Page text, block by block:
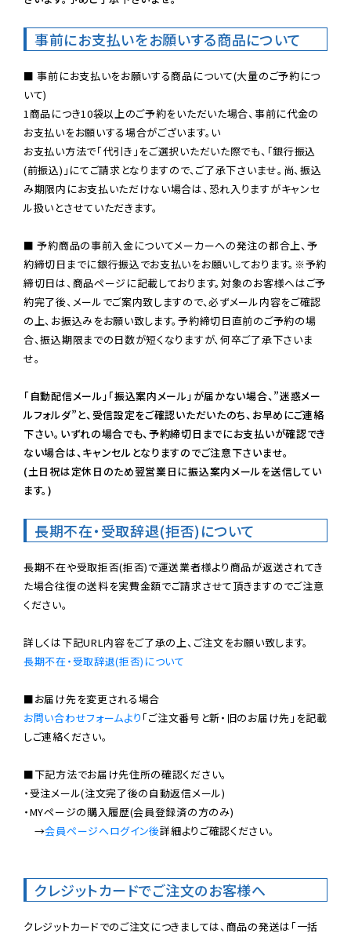
事前にお支払いをお願いする商品について
■ 事前にお支払いをお願いする商品について(大量のご予約につ
いて)
1商品につき10袋以上のご予約をいただいた場合、事前に代金の
お支払いをお願いする場合がございます。い
お支払い方法で「代引き」をご選択いただいた際でも、「銀行振込
(前振込)」にてご請求となりますので、ご了承下さいませ。尚、振込
み期限内にお支払いただけない場合は、恐れ入りますがキャンセ
ル扱いとさせていただきます。
■ 予約商品の事前入金についてメーカーへの発注の都合上、予
約締切日までに銀行振込でお支払いをお願いしております。※予約
締切日は、商品ページに記載しております。対象のお客様へはご予
約完了後、メールでご案内致しますので、必ずメール内容をご確認
の上、お振込みをお願い致します。予約締切日直前のご予約の場
合、振込期限までの日数が短くなりますが、何卒ご了承下さいま
せ。
「自動配信メール」「振込案内メール」が届かない場合、”迷惑メー
ルフォルダ”と、受信設定をご確認いただいたのち、お早めにご連絡
下さい。いずれの場合でも、予約締切日までにお支払いが確認でき
ない場合は、キャンセルとなりますのでご注意下さいませ。
(土日祝は定休日のため翌営業日に振込案内メールを送信してい
ます。)
長期不在・受取辞退(拒否)について
長期不在や受取拒否(拒否)で運送業者様より商品が返送されてき
た場合往復の送料を実費金額でご請求させて頂きますのでご注意
ください。
長期不在・受取辞退(拒否)について
お問い合わせフォームより 「ご注文番号と新・旧のお届け先」を記載
しご連絡ください。
■下記方法でお届け先住所の確認ください。
・受注メール(注文完了後の自動返信メール)
・MYページの購入履歴(会員登録済の方のみ)
→会員ページへログイン後詳細よりご確認ください。
クレジットカードでご注文のお客様へ
クレジットカードでのご注文につきましては、商品の発送は「一括